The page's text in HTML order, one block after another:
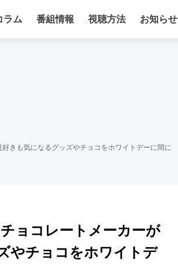
ラム 番組情報 視聴方法 お知らせ
きも気になるグッズやチョコをホワイトデーに間に
ョコレートメーカーが
やチョコをホワイトデ